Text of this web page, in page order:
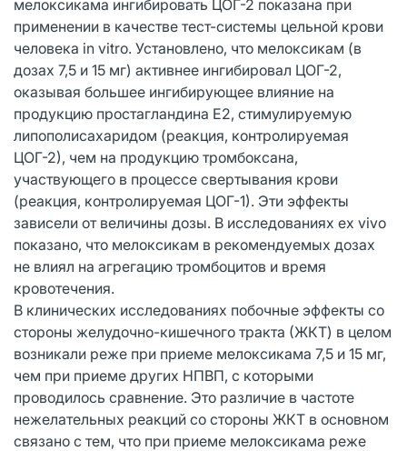
мелоксикама ингибировать ЦОГ-2 показана при
применении в качестве тест-системы цельной крови
человека in vitro. Установлено, что мелоксикам (в
дозах 7,5 и 15 мг) активнее ингибировал ЦОГ-2,
оказывая большее ингибирующее влияние на
продукцию простагландина Е2, стимулируемую
липополисахаридом (реакция, контролируемая
ЦОГ-2), чем на продукцию тромбоксана,
участвующего в процессе свертывания крови
(реакция, контролируемая ЦОГ-1). Эти эффекты
зависели от величины дозы. В исследованиях ex vivo
показано, что мелоксикам в рекомендуемых дозах
не влиял на агрегацию тромбоцитов и время
кровотечения.
В клинических исследованиях побочные эффекты со
стороны желудочно-кишечного тракта (ЖКТ) в целом
возникали реже при приеме мелоксикама 7,5 и 15 мг,
чем при приеме других НПВП, с которыми
проводилось сравнение. Это различие в частоте
нежелательных реакций со стороны ЖКТ в основном
связано с тем, что при приеме мелоксикама реже